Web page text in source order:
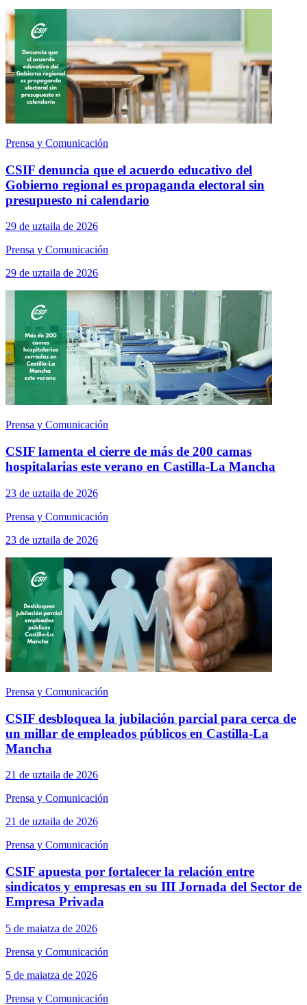
Prensa y Comunicación
CSIF denuncia que el acuerdo educativo del
Gobierno regional es propaganda electoral sin
presupuesto ni calendario
29 de uztaila de 2026
Prensa y Comunicación
29 de uztaila de 2026
Prensa y Comunicación
CSIF lamenta el cierre de más de 200 camas
hospitalarias este verano en Castilla-La Mancha
23 de uztaila de 2026
Prensa y Comunicación
23 de uztaila de 2026
Prensa y Comunicación
CSIF desbloquea la jubilación parcial para cerca de
un millar de empleados públicos en Castilla-La
Mancha
21 de uztaila de 2026
Prensa y Comunicación
21 de uztaila de 2026
Prensa y Comunicación
CSIF apuesta por fortalecer la relación entre
sindicatos y empresas en su III Jornada del Sector de
Empresa Privada
5 de maiatza de 2026
Prensa y Comunicación
5 de maiatza de 2026
Prensa y Comunicación